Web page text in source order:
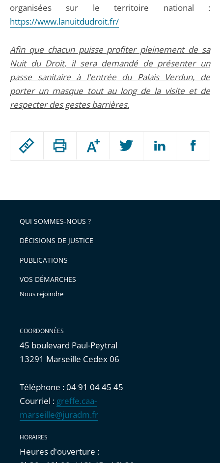
Passer
arriver
après
Augmenter
ou
l'article
pour
avant
organisées sur le territoire national :
https://www.lanuitdudroit.fr/
Afin que chacun puisse profiter pleinement de sa
Nuit du Droit, il sera demandé de présenter un
passe sanitaire à l'entrée du Palais Verdun, de
porter un masque tout au long de la visite et de
respecter des gestes barrières.
QUI SOMMES-NOUS ?
DÉCISIONS DE JUSTICE
PUBLICATIONS
VOS DÉMARCHES
Nous rejoindre
COORDONNÉES
45 boulevard Paul-Peytral
13291 Marseille Cedex 06
Téléphone : 04 91 04 45 45
Courriel : greffe.caa-
marseille@juradm.fr
HORAIRES
Heures d'ouverture :